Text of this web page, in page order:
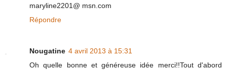
maryline2201@ msn.com
Répondre
Nougatine 4 avril 2013 à 15:31
Oh quelle bonne et généreuse idée merci!!Tout d'abord